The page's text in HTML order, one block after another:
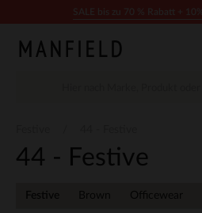
44 - Festive
Festive Brown Officewear